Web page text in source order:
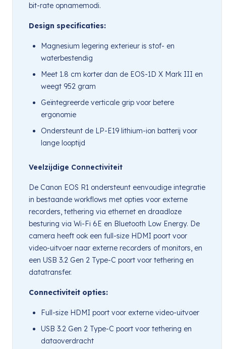
bit-rate opnamemodi.
Design specificaties:
Magnesium legering exterieur is stof- en
waterbestendig
Meet 1.8 cm korter dan de EOS-1D X Mark III en
weegt 952 gram
Geïntegreerde verticale grip voor betere
ergonomie
Ondersteunt de LP-E19 lithium-ion batterij voor
lange looptijd
Veelzijdige Connectiviteit
De Canon EOS R1 ondersteunt eenvoudige integratie
in bestaande workflows met opties voor externe
recorders, tethering via ethernet en draadloze
besturing via Wi-Fi 6E en Bluetooth Low Energy. De
camera heeft ook een full-size HDMI poort voor
video-uitvoer naar externe recorders of monitors, en
een USB 3.2 Gen 2 Type-C poort voor tethering en
datatransfer.
Connectiviteit opties:
Full-size HDMI poort voor externe video-uitvoer
USB 3.2 Gen 2 Type-C poort voor tethering en
dataoverdracht